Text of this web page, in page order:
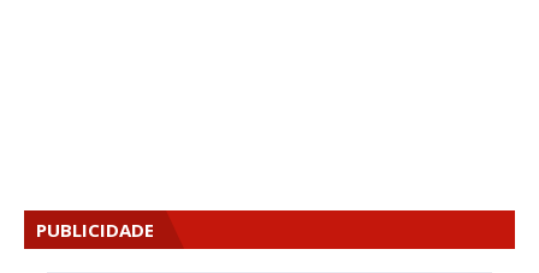
PUBLICIDADE